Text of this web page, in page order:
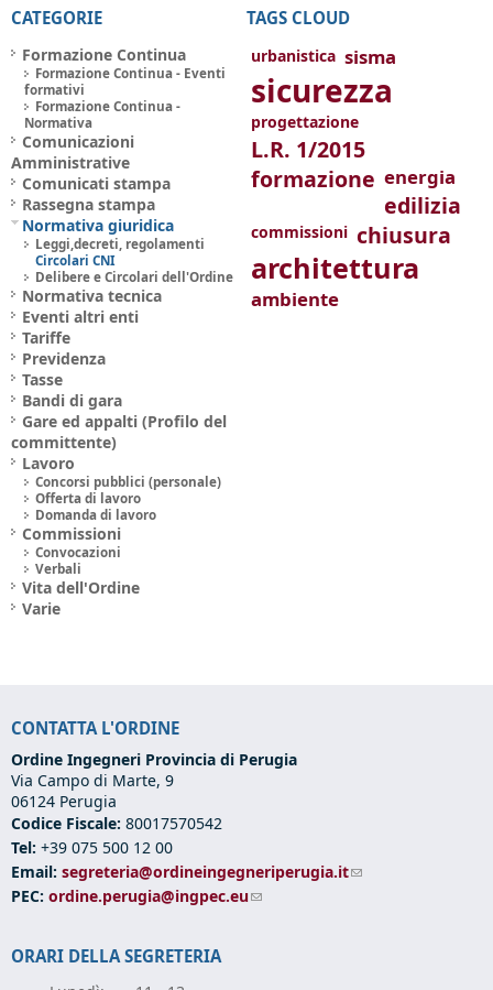
CATEGORIE
Formazione Continua
Formazione Continua - Eventi
formativi
Formazione Continua -
Normativa
Comunicazioni
Amministrative
Comunicati stampa
Rassegna stampa
Normativa giuridica
Leggi,decreti, regolamenti
Circolari CNI
Delibere e Circolari dell'Ordine
Normativa tecnica
Eventi altri enti
Tariffe
Previdenza
Tasse
Bandi di gara
Gare ed appalti (Profilo del
committente)
Lavoro
Concorsi pubblici (personale)
Offerta di lavoro
Domanda di lavoro
Commissioni
Convocazioni
Verbali
Vita dell'Ordine
Varie
TAGS CLOUD
urbanistica sisma
sicurezza
progettazione
L.R. 1/2015
formazione energia
edilizia
commissioni chiusura
architettura
ambiente
CONTATTA L'ORDINE
Ordine Ingegneri Provincia di Perugia
Via Campo di Marte, 9
06124 Perugia
Codice Fiscale: 80017570542
Tel: +39 075 500 12 00
Email: segreteria@ordineingegneriperugia.it(link sends e-mail)
PEC: ordine.perugia@ingpec.eu(link sends e-mail)
ORARI DELLA SEGRETERIA